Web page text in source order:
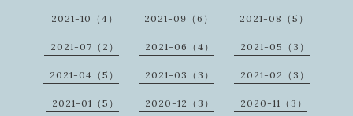
2021-10（4） 2021-09（6） 2021-08（5）
2021-07（2） 2021-06（4） 2021-05（3）
2021-04（5） 2021-03（3） 2021-02（3）
2021-01（5） 2020-12（3） 2020-11（3）